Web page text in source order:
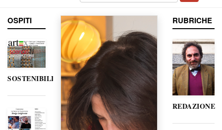
OSPITI
SOSTENIBILITÀ
RUBRICHE
REDAZIONE